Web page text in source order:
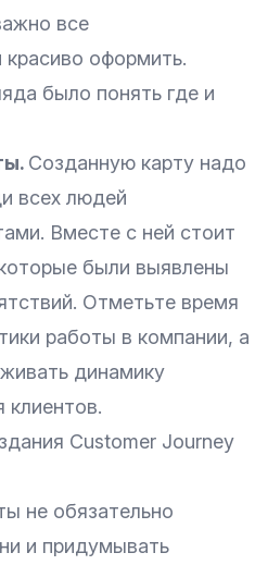
все
красиво оформить.
было понять где и
Созданную карту надо
всех людей
Вместе с ней стоит
были выявлены
Отметьте время
работы в компании, а
динамику
клиентов.
Customer Journey
не обязательно
и придумывать